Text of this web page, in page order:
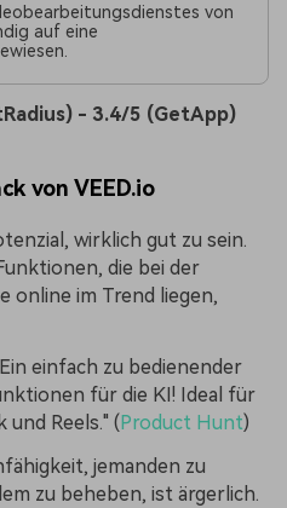
von
auf eine
- 3.4/5 (GetApp)
von VEED.io
wirklich gut zu sein.
die bei der
online im Trend liegen,
einfach zu bedienender
für die KI! Ideal für
und Reels." (Product Hunt)
jemanden zu
zu beheben, ist ärgerlich.